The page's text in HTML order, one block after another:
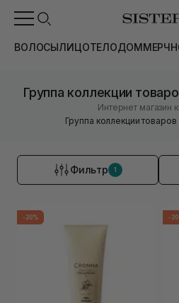
ВОЛОСЫЛИЦОТЕЛОДОММЕРЧ
Группа коллекции
Интернет магазин
Группа коллекции
Фильтр 1
-20% -